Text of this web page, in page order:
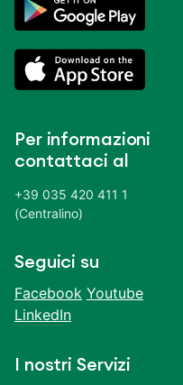
Per informazioni
contattaci al
+39 035 420 411 1
(Centralino)
Seguici su
Facebook Youtube
LinkedIn
I nostri Servizi